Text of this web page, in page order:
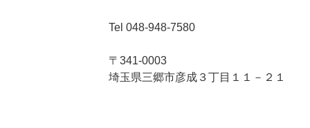
Tel 048-948-7580
〒341-0003
埼玉県三郷市彦成３丁目１１－２１